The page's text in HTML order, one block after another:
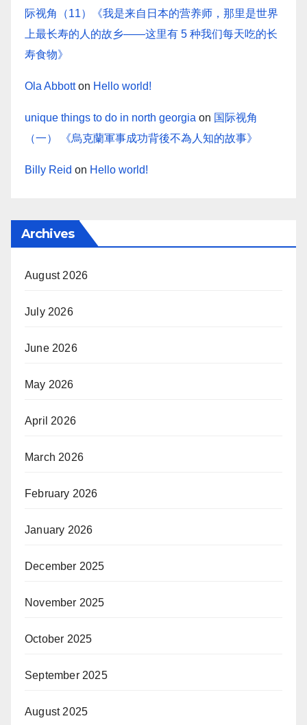
际视角（11）《我是来自日本的营养师，那里是世界
上最长寿的人的故乡——这里有 5 种我们每天吃的长
寿食物》
Ola Abbotton Hello world!
unique things to do in north georgia on 国际视角
（一） 《烏克蘭軍事成功背後不為人知的故事》
Billy Reid on Hello world!
Archives
August 2026
July 2026
June 2026
May 2026
April 2026
March 2026
February 2026
January 2026
December 2025
November 2025
October 2025
September 2025
August 2025